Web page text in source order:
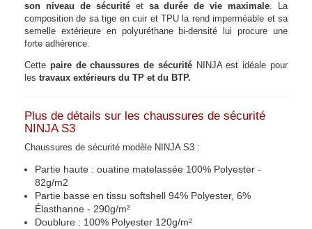
son niveau de sécurité etsa durée de vie maximale. La
composition de sa tige en cuir et TPU la rend imperméable et sa
semelle extérieure en polyuréthane bi-densité lui procure une
forte adhérence.
Cette paire de chaussures de sécuritéNINJA est idéale pour
les travaux extérieurs du TP et du BTP.
Plus de détails sur les chaussures de sécurité
NINJA S3
Chaussures de sécurité modèle NINJA S3 :
Partie haute : ouatine matelassée 100% Polyester -
82g/m2
Partie basse en tissu softshell 94% Polyester, 6%
Élasthanne - 290g/m²
Doublure : 100% Polyester 120g/m²